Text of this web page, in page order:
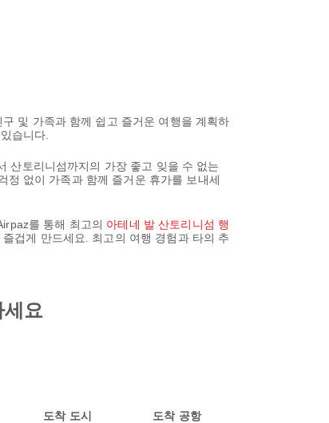
및 가족과 함께 쉽고 즐거운 여행을 계획하
습니다.
산토리니섬까지의 가장 좋고 잊을 수 없는
정 없이 가족과 함께 즐거운 휴가를 보내세
를 통해 최고의 아테네 발 산토리니섬 행
겁게 만드세요. 최고의 여행 경험과 타의 추
요
도착 도시 도착 공항